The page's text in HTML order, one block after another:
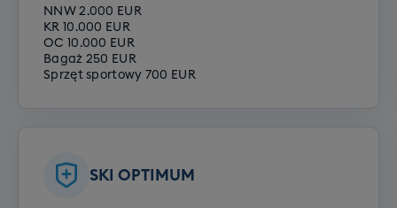
Cena grupowego szkolenia
snowboardowego to 790 zł. Rezerwując
wyjazd zadeklaruj jeden z poniższych
Poziom zero
NNW 2.000 EUR
KR 10.000 EUR
OC 10.000 EUR
Bagaż 250 EUR
Sprzęt sportowy 700 EUR
SKI OPTIMUM